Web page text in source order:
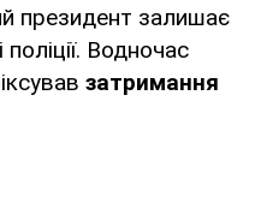
президент залишає
поліції. Водночас
затримання